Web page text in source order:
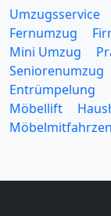
Umzugsservice
Fernumzug
Mini Umzug
Seniorenumzug
Entrümpelung
Möbellift